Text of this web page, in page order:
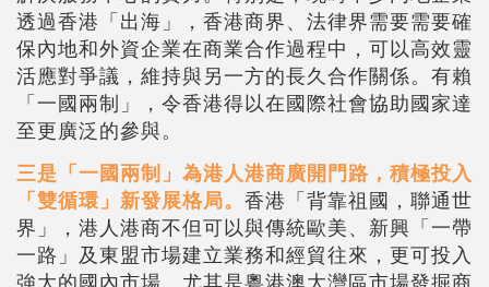
透過香港「出海」，香港商界、法律界需要需要確
保內地和外資企業在商業合作過程中，可以高效靈
活應對爭議，維持與另一方的長久合作關係。有賴
「一國兩制」，令香港得以在國際社會協助國家達
至更廣泛的參與。
三是「一國兩制」為港人港商廣開門路，積極投入
「雙循環」新發展格局。 香港「背靠祖國，聯通世
界」，港人港商不但可以與傳統歐美、新興「一帶
一路」及東盟市場建立業務和經貿往來，更可投入
強大的國內市場、尤其是粵港澳大灣區市場發掘商